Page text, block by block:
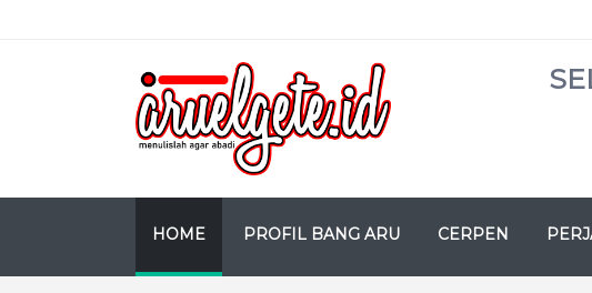
HOME PROFIL BANG ARU CERPEN